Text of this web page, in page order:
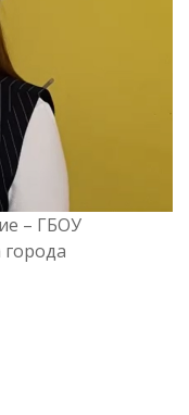
– ГБОУ